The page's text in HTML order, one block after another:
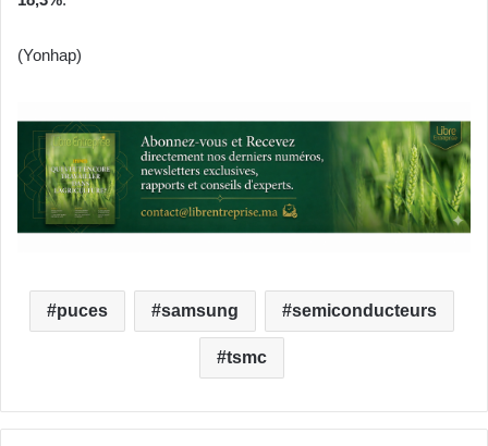
(Yonhap)
puces samsung semiconducteurs
tsmc